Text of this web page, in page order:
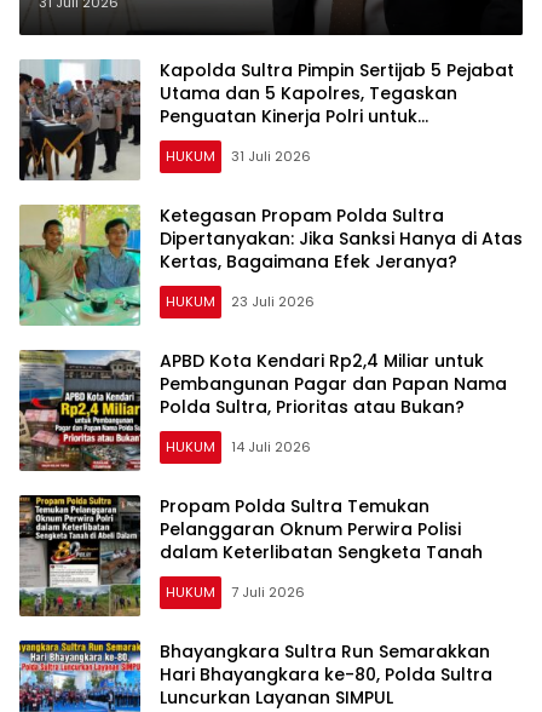
Pengadilan Perdata, Penetapan
Tersangka Dr. Ruksamin Dinilai
Prematur
Kapolda Sultra Pimpin Sertijab 5 Pejabat
Utama dan 5 Kapolres, Tegaskan
Penguatan Kinerja Polri untuk
Masyarakat
HUKUM 31 Juli 2026
Ketegasan Propam Polda Sultra
Dipertanyakan: Jika Sanksi Hanya di Atas
Kertas, Bagaimana Efek Jeranya?
HUKUM 23 Juli 2026
APBD Kota Kendari Rp2,4 Miliar untuk
Pembangunan Pagar dan Papan Nama
Polda Sultra, Prioritas atau Bukan?
HUKUM 14 Juli 2026
Propam Polda Sultra Temukan
Pelanggaran Oknum Perwira Polisi
dalam Keterlibatan Sengketa Tanah
HUKUM 7 Juli 2026
Bhayangkara Sultra Run Semarakkan
Hari Bhayangkara ke-80, Polda Sultra
Luncurkan Layanan SIMPUL